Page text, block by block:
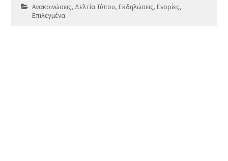
Ανακοινώσεις, Δελτία Τύπου,Εκδηλώσεις,Ενορίες,
Επιλεγμένα